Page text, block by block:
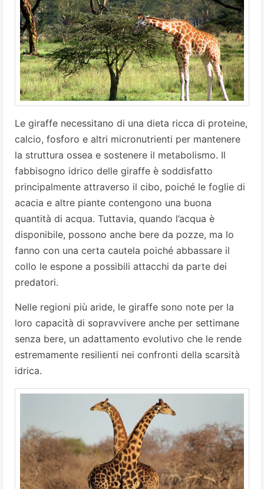
Le giraffe necessitano di una dieta ricca di proteine,
calcio, fosforo e altri micronutrienti per mantenere
la struttura ossea e sostenere il metabolismo. Il
fabbisogno idrico delle giraffe è soddisfatto
principalmente attraverso il cibo, poiché le foglie di
acacia e altre piante contengono una buona
quantità di acqua. Tuttavia, quando l’acqua è
disponibile, possono anche bere da pozze, ma lo
fanno con una certa cautela poiché abbassare il
collo le espone a possibili attacchi da parte dei
predatori.
Nelle regioni più aride, le giraffe sono note per la
loro capacità di sopravvivere anche per settimane
senza bere, un adattamento evolutivo che le rende
estremamente resilienti nei confronti della scarsità
idrica.